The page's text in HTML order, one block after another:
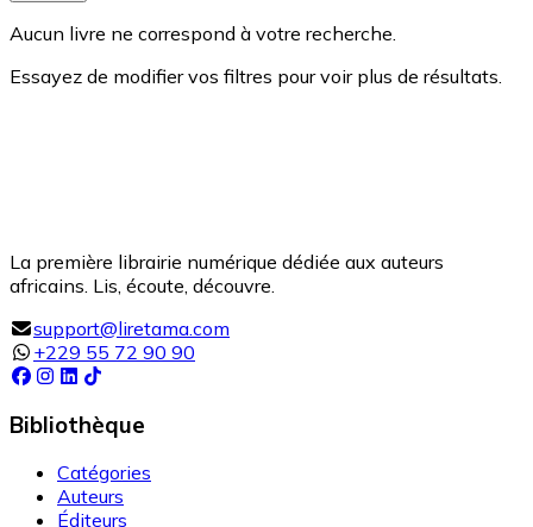
Aucun livre ne correspond à votre recherche.
Essayez de modifier vos filtres pour voir plus de résultats.
La première librairie numérique dédiée aux auteurs
africains. Lis, écoute, découvre.
support@liretama.com
+229 55 72 90 90
Bibliothèque
Catégories
Auteurs
Éditeurs